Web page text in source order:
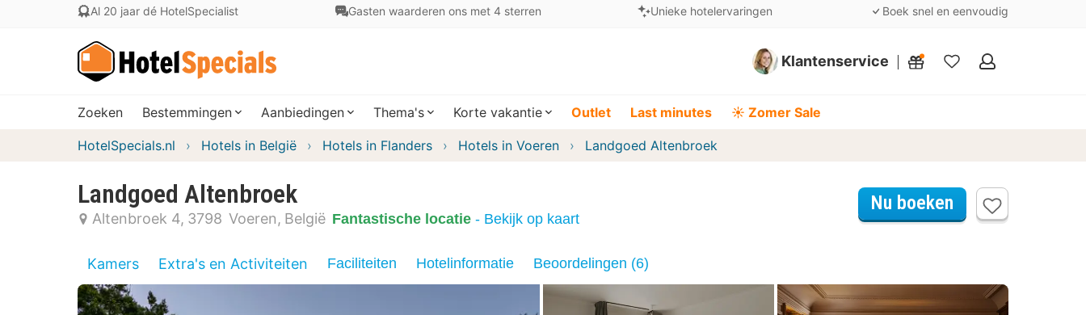
Al 20 jaar dé HotelSpecialist Gasten waarderen ons met 4 sterren Unieke hotelervaringen Boek snel en eenvoudig
Klantenservice
Mijn
Zoeken Bestemmingen Aanbiedingen Thema's Korte vakantie Outlet Last minutes ☀️ Zomer Sale
HotelSpecials.nl Hotels in België Hotels in Flanders Hotels in Voeren Landgoed Altenbroek
Landgoed Altenbroek
Altenbroek 4 3798 Voeren België Fantastische locatie - Bekijk op kaart
Nu boeken
Kamers Extra's en Activiteiten Faciliteiten Hotelinformatie Beoordelingen (6)